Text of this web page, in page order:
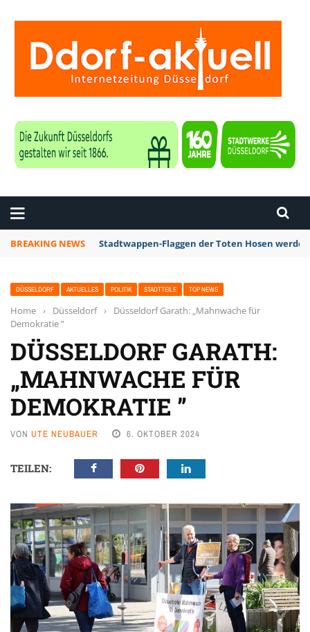
BREAKING NEWS Stadtwappen-Flaggen der Toten Hosen
DÜSSELDORF AKTUELLES POLITIK STADTTEILE TOP NEWS
Home › Düsseldorf ›
Düsseldorf Garath: „Mahnwache für
Demokratie ”
DÜSSELDORF GARATH:
„MAHNWACHE FÜR
DEMOKRATIE ”
VON UTE NEUBAUER 6. OKTOBER 2024
TEILEN: